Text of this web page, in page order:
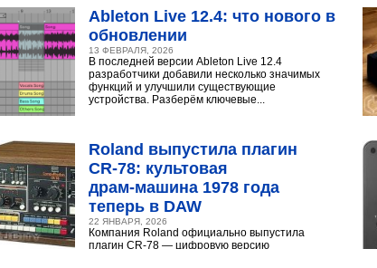
Ableton Live 12.4: что нового в
обновлении
13 ФЕВРАЛЯ, 2026
В последней версии Ableton Live 12.4
разработчики добавили несколько значимых
функций и улучшили существующие
устройства. Разберём ключевые...
Roland выпустила плагин
CR‑78: культовая
драм‑машина 1978 года
теперь в DAW
22 ЯНВАРЯ, 2026
Компания Roland официально выпустила
плагин CR-78 — цифровую версию